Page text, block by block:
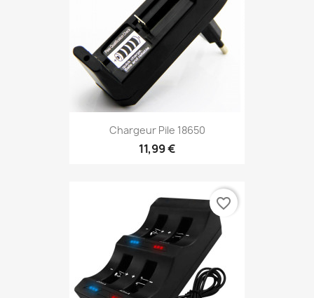
Chargeur Pile 18650
11,99 €
favorite_border